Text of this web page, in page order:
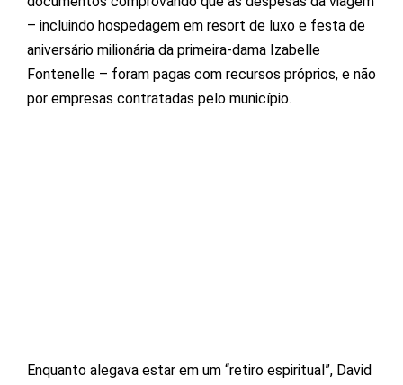
– incluindo hospedagem em resort de luxo e festa de
aniversário milionária da primeira-dama Izabelle
Fontenelle – foram pagas com recursos próprios, e não
por empresas contratadas pelo município.
Enquanto alegava estar em um “retiro espiritual”, David